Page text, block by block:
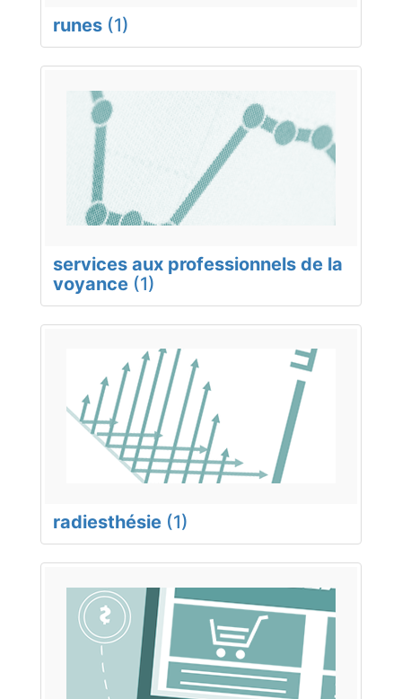
runes (1)
services aux professionnels de la
voyance (1)
radiesthésie (1)